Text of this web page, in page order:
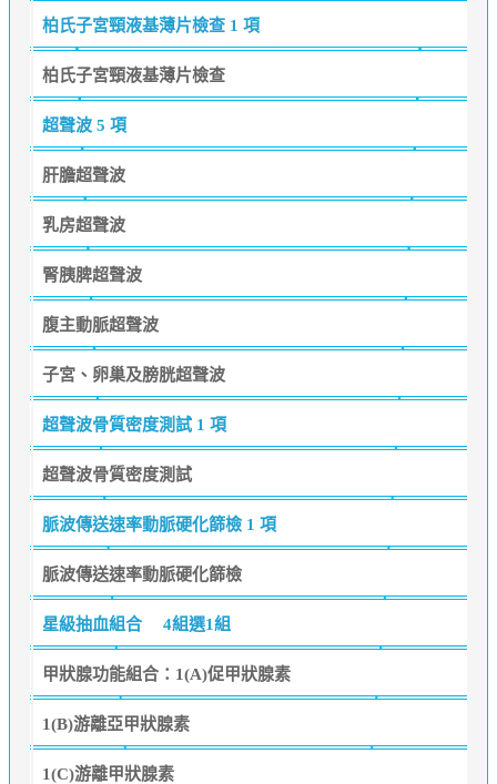
柏氏子宮頸液基薄片檢查 1 項
柏氏子宮頸液基薄片檢查
超聲波 5 項
肝膽超聲波
乳房超聲波
腎胰脾超聲波
腹主動脈超聲波
子宮、卵巢及膀胱超聲波
超聲波骨質密度測試 1 項
超聲波骨質密度測試
脈波傳送速率動脈硬化篩檢 1 項
脈波傳送速率動脈硬化篩檢
星級抽血組合 4組選1組
甲狀腺功能組合：1(A)促甲狀腺素
1(B)游離亞甲狀腺素
1(C)游離甲狀腺素